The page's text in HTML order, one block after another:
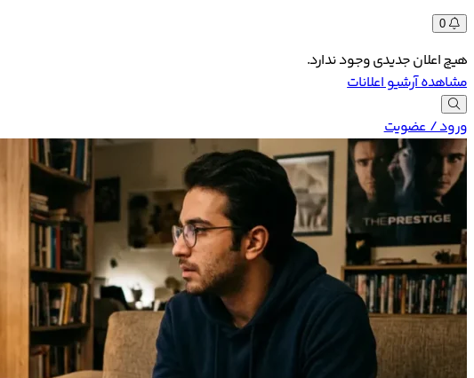
0
هیچ اعلان جدیدی وجود ندارد.
مشاهده آرشیو اعلانات
ورود / عضویت